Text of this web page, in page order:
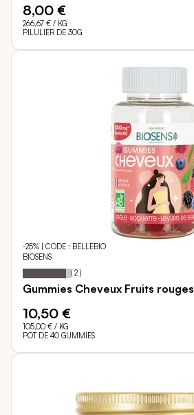
8,00 €
266,67 € / KG
PILULIER DE 30G
-25% | CODE : BELLEBIO
BIOSENS
Notation: 90%
( 2 )
Gummies Cheveux Fruits rouges
10,50 €
105,00 € / KG
POT DE 40 GUMMIES